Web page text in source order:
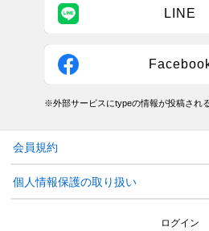
LINE
※外部サービスにtypeの情報が投稿され
会員規約
個人情報保護の取り扱い
ログイン